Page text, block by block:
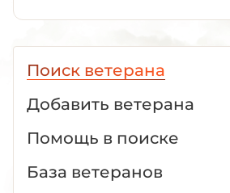
Поиск ветерана
Добавить ветерана
Помощь в поиске
База ветеранов